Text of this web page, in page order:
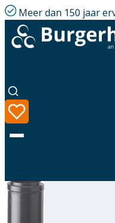
Meer dan 150 jaar
Roof